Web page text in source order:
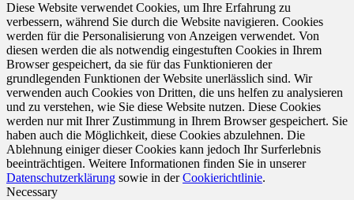
Diese Website verwendet Cookies, um Ihre Erfahrung zu
verbessern, während Sie durch die Website navigieren. Cookies
werden für die Personalisierung von Anzeigen verwendet. Von
diesen werden die als notwendig eingestuften Cookies in Ihrem
Browser gespeichert, da sie für das Funktionieren der
grundlegenden Funktionen der Website unerlässlich sind. Wir
verwenden auch Cookies von Dritten, die uns helfen zu analysieren
und zu verstehen, wie Sie diese Website nutzen. Diese Cookies
werden nur mit Ihrer Zustimmung in Ihrem Browser gespeichert. Sie
haben auch die Möglichkeit, diese Cookies abzulehnen. Die
Ablehnung einiger dieser Cookies kann jedoch Ihr Surferlebnis
beeinträchtigen. Weitere Informationen finden Sie in unserer
Datenschutzerklärung sowie in derCookierichtlinie.
Necessary